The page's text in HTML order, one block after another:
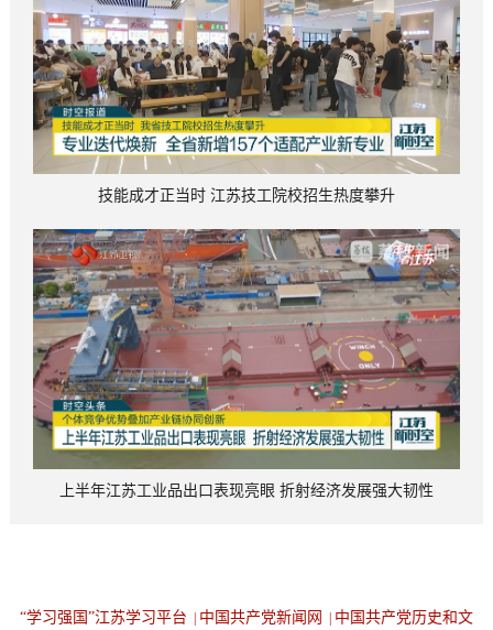
技能成才正当时 江苏技工院校招生热度攀升
上半年江苏工业品出口表现亮眼 折射经济发展强大韧性
“学习强国”江苏学习平台 中国共产党新闻网
中国共产党历史和文